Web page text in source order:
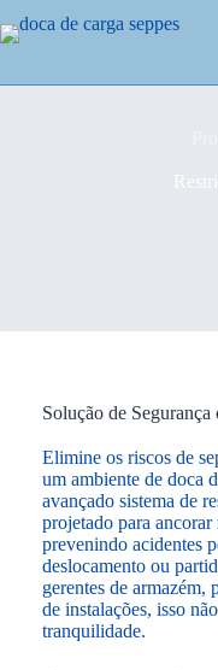
Solução de
Elimine os riscos de
um ambiente de doca
avançado sistema de
projetado para
prevenindo acidentes
deslocamento ou
gerentes de armazém,
de instalações, isso
tranquilidade.